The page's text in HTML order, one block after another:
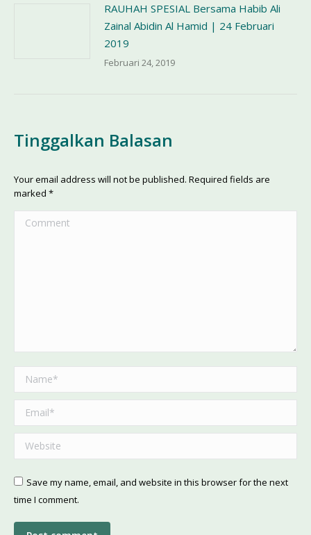
RAUHAH SPESIAL Bersama Habib Ali
Zainal Abidin Al Hamid | 24 Februari
2019
Februari 24, 2019
Tinggalkan Balasan
Your email address will not be published. Required fields are
marked *
Comment
Name *
Email *
Website
Save my name, email, and website in this browser for the next
time I comment.